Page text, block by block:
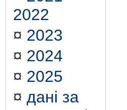
2022
¤ 2023
¤ 2024
¤ 2025
¤ дані за